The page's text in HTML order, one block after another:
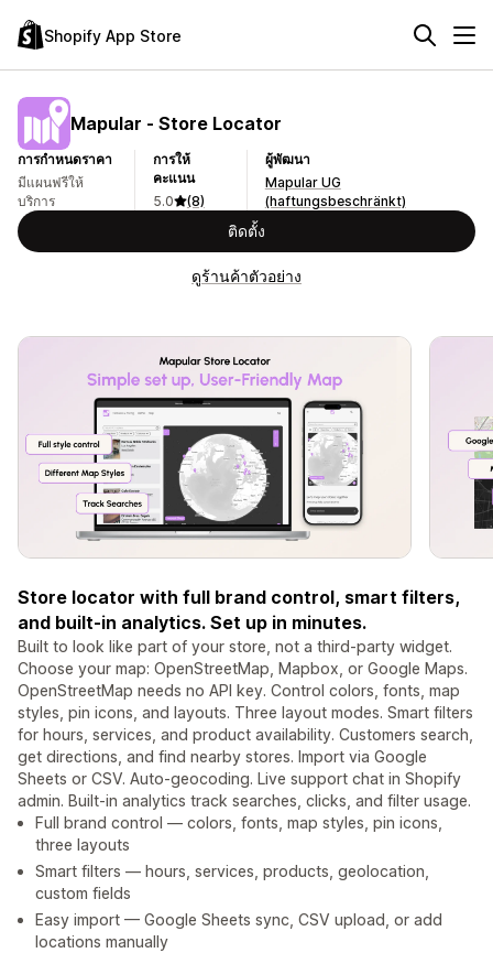
Shopify App Store
Mapular ‑ Store Locator
การกำหนดราคา
มีแผนฟรีให้
บริการ
การให้
คะแนน
5.0
(8)
ผู้พัฒนา
Mapular UG
(haftungsbeschränkt)
ติดตั้ง
ดูร้านค้าตัวอย่าง
Store locator with full brand control, smart filters,
and built-in analytics. Set up in minutes.
Built to look like part of your store, not a third-party widget.
Choose your map: OpenStreetMap, Mapbox, or Google Maps.
OpenStreetMap needs no API key. Control colors, fonts, map
styles, pin icons, and layouts. Three layout modes. Smart filters
for hours, services, and product availability. Customers search,
get directions, and find nearby stores. Import via Google
Sheets or CSV. Auto-geocoding. Live support chat in Shopify
admin. Built-in analytics track searches, clicks, and filter usage.
Full brand control — colors, fonts, map styles, pin icons,
three layouts
Smart filters — hours, services, products, geolocation,
custom fields
Easy import — Google Sheets sync, CSV upload, or add
locations manually